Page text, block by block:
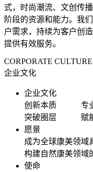
式，时尚潮流、文创传
阶段的资源和能力。我
户需求，持续为客户创
提供有效服务。
CORPORATE CULTURE
企业文化
企业文化
创新本质 专
突破圈层 赋
愿景
成为全球康美领域
构建自然康美领域
使命